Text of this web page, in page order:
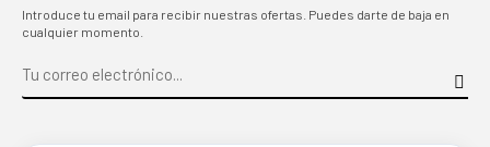
Introduce tu email para recibir nuestras ofertas. Puedes darte de baja en
cualquier momento.